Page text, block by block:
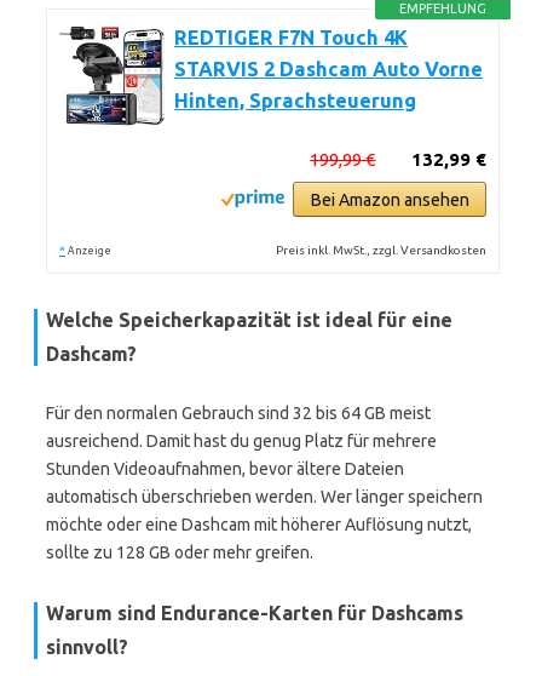
EMPFEHLUNG
REDTIGER F7N Touch 4K
STARVIS 2 Dashcam Auto Vorne
Hinten, Sprachsteuerung
132,99 €
199,99 €
Bei Amazon ansehen
* Anzeige Preis inkl. MwSt., zzgl. Versandkosten
Welche Speicherkapazität ist ideal für eine
Dashcam?
Für den normalen Gebrauch sind 32 bis 64 GB meist
ausreichend. Damit hast du genug Platz für mehrere
Stunden Videoaufnahmen, bevor ältere Dateien
automatisch überschrieben werden. Wer länger speichern
möchte oder eine Dashcam mit höherer Auflösung nutzt,
sollte zu 128 GB oder mehr greifen.
Warum sind Endurance-Karten für Dashcams
sinnvoll?